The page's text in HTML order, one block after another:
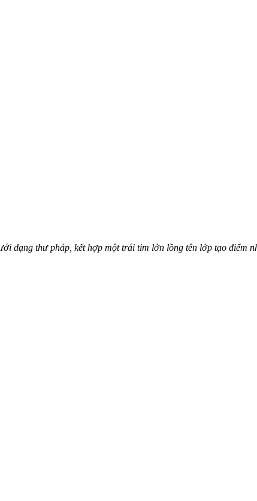
dạng thư pháp, kết hợp một trái tim lớn lồng tên lớp tạo điểm